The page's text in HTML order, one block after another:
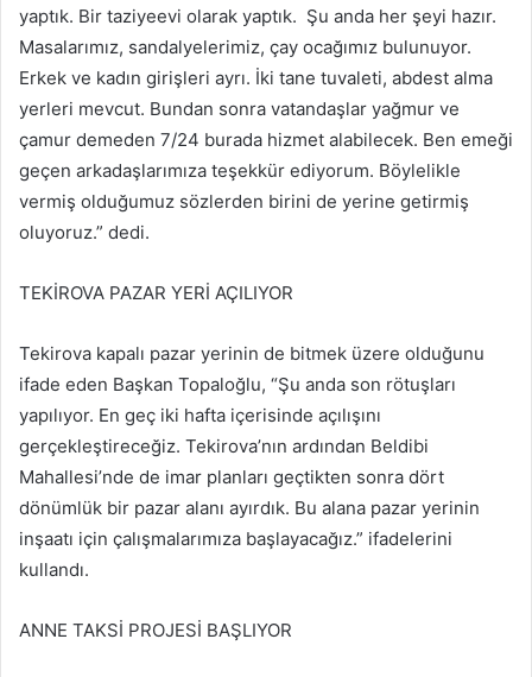
yaptık. Bir taziyeevi olarak yaptık. Şu anda her şeyi hazır.
Masalarımız, sandalyelerimiz, çay ocağımız bulunuyor.
Erkek ve kadın girişleri ayrı. İki tane tuvaleti, abdest alma
yerleri mevcut. Bundan sonra vatandaşlar yağmur ve
çamur demeden 7/24 burada hizmet alabilecek. Ben emeği
geçen arkadaşlarımıza teşekkür ediyorum. Böylelikle
vermiş olduğumuz sözlerden birini de yerine getirmiş
oluyoruz.” dedi.
TEKİROVA PAZAR YERİ AÇILIYOR
Tekirova kapalı pazar yerinin de bitmek üzere olduğunu
ifade eden Başkan Topaloğlu, “Şu anda son rötuşları
yapılıyor. En geç iki hafta içerisinde açılışını
gerçekleştireceğiz. Tekirova’nın ardından Beldibi
Mahallesi’nde de imar planları geçtikten sonra dört
dönümlük bir pazar alanı ayırdık. Bu alana pazar yerinin
inşaatı için çalışmalarımıza başlayacağız.” ifadelerini
kullandı.
ANNE TAKSİ PROJESİ BAŞLIYOR